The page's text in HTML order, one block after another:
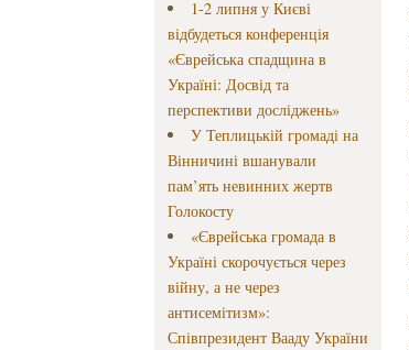
1-2 липня у Києві
відбудеться конференція
«Єврейська спадщина в
Україні: Досвід та
перспективи досліджень»
У Теплицькій громаді на
Вінничині вшанували
пам’ять невинних жертв
Голокосту
«Єврейська громада в
Україні скорочується через
війну, а не через
антисемітизм»:
Співпрезидент Вааду України